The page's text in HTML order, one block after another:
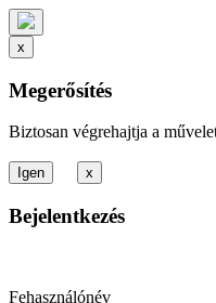
x
Megerősítés
Biztosan végrehajtja a
x
Bejelentkezés
Fehasználónév